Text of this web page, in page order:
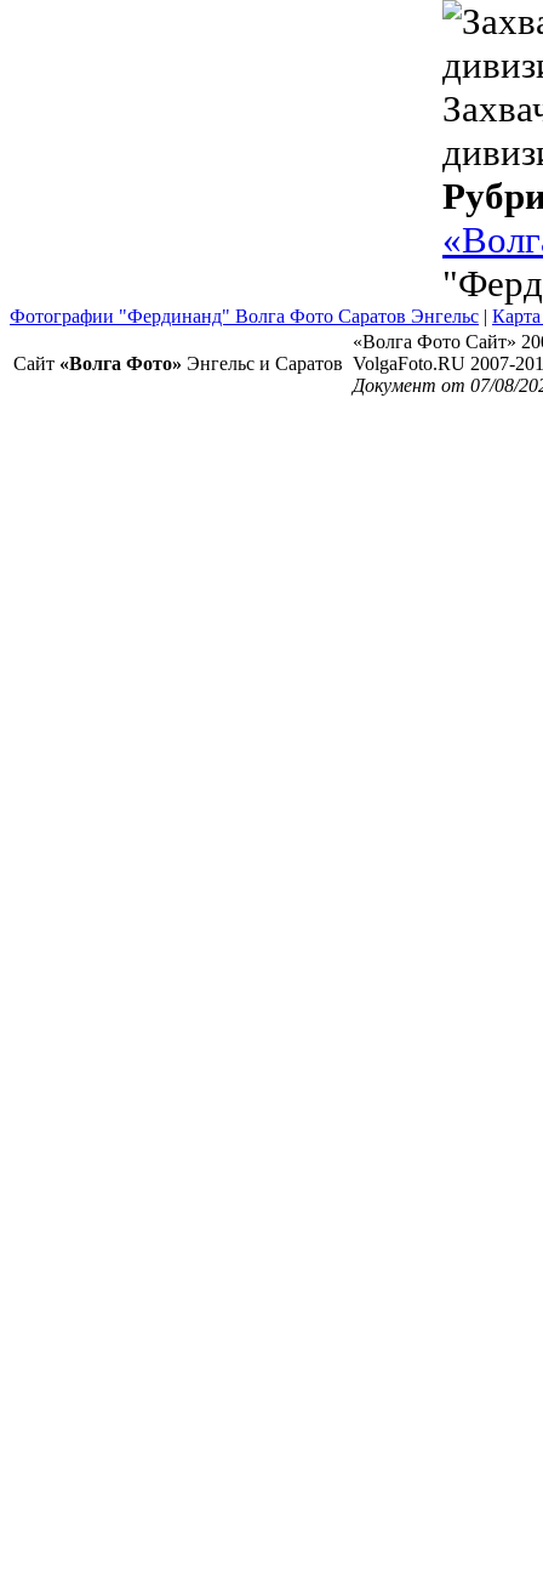
Фотографии "Фердинанд" Волга Фото Саратов Энгельс | Карта
Сайт «Волга Фото» Энгельс и Саратов
«Волга Фото Сайт»
VolgaFoto.RU 2007-
Документ от 07/08/